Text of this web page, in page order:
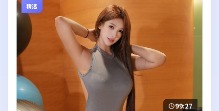
精选
99:27